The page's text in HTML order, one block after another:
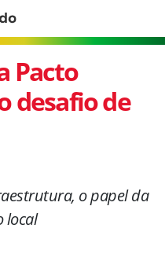
Pacto
desafio de
o papel da
local